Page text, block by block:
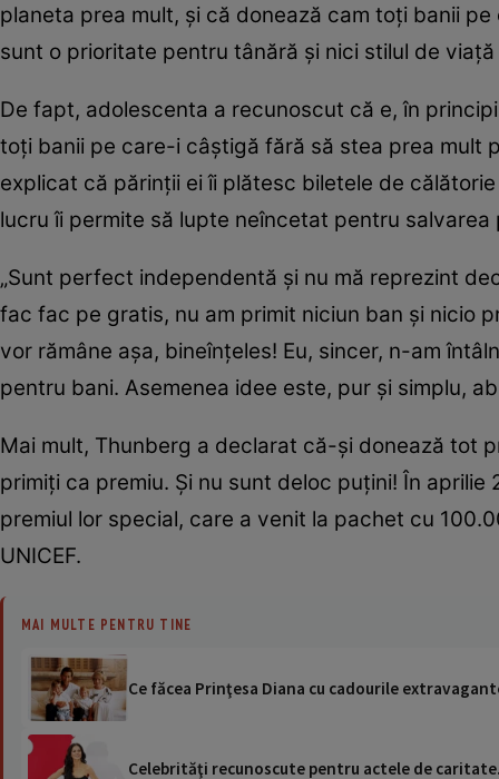
planeta prea mult, și că donează cam toți banii
sunt o prioritate pentru tânără și nici stilul de
De fapt, adolescenta a recunoscut că e, în
toți banii pe care-i câștigă fără să stea prea mult
explicat că părinții ei îi plătesc biletele de
lucru îi permite să lupte neîncetat pentru
„Sunt perfect independentă și nu mă reprezint
fac fac pe gratis, nu am primit niciun ban și nicio
vor rămâne așa, bineînțeles! Eu, sincer, n-am
pentru bani. Asemenea idee este, pur și simplu,
Mai mult, Thunberg a declarat că-și donează tot
primiți ca premiu. Și nu sunt deloc puțini! În
premiul lor special, care a venit la pachet cu
UNICEF.
MAI MULTE PENTRU TINE
Ce făcea Prinţesa Diana cu cadourile
Celebrităţi recunoscute pentru actele de